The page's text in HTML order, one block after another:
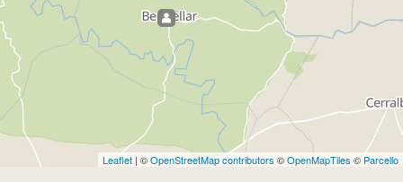
Leaflet | ©OpenStreetMap contributors ©OpenMapTiles © Parcello